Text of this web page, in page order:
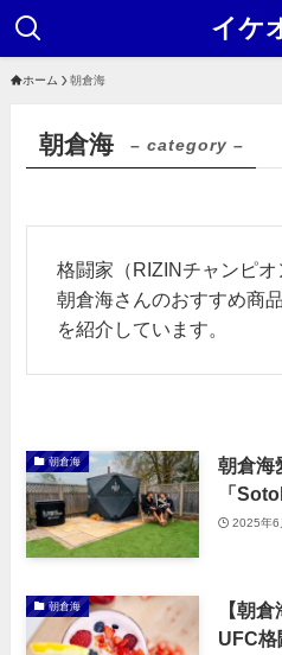
イケ
ホーム 朝倉海
朝倉海 – category –
格闘家（RIZINチャンピ
朝倉海さんのおすすめ商
を紹介しています。
朝倉海
朝倉海
「
2025年6
朝倉海
【朝
UFC格